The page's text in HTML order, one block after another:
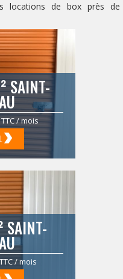
locations de box près de
SAINT-
/ mois
SAINT-
/ mois